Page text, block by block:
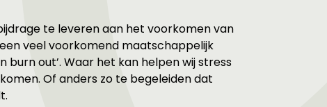
te leveren aan het voorkomen van
veel voorkomend maatschappelijk
burn out’. Waar het kan helpen wij stress
Of anders zo te begeleiden dat